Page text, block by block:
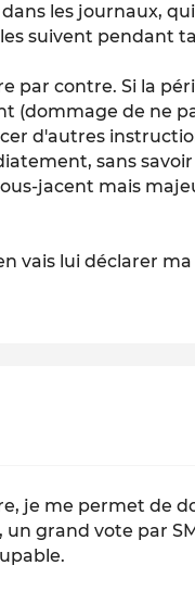
les journaux,
suivent pendant
par contre. Si la
(dommage de ne
d'autres
sans
jacent mais
vais lui déclarer
je me permet de
un grand vote par